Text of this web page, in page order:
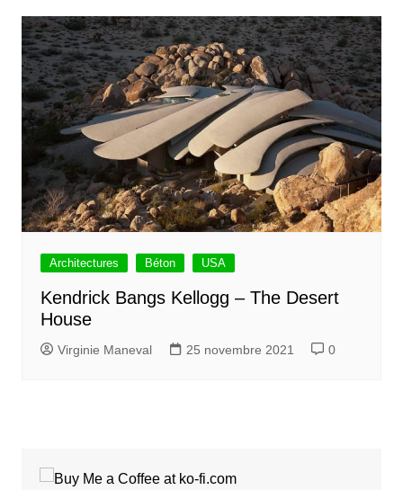
Architectures Béton USA
Kendrick Bangs Kellogg – The Desert
House
Virginie Maneval 25 novembre 2021 0